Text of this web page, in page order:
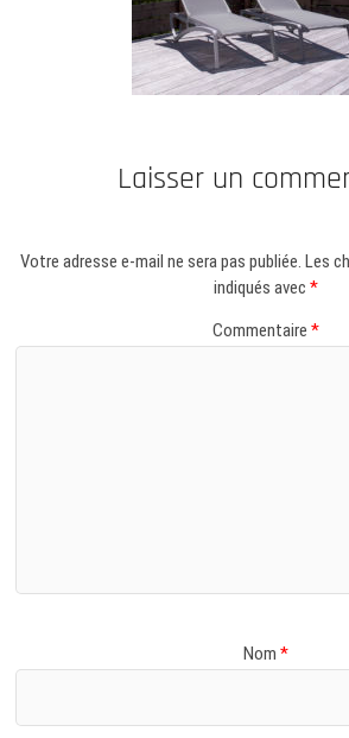
Laisser un
Votre adresse e-mail ne sera pas publiée. Les
indiqués avec *
Commentaire *
Nom *